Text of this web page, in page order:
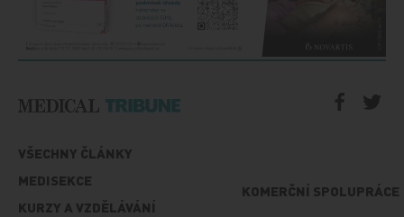
VŠECHNY ČLÁNKY
MEDISEKCE
KURZY A VZDĚLÁVÁNÍ
KOMERČNÍ SPOLUPRÁCE